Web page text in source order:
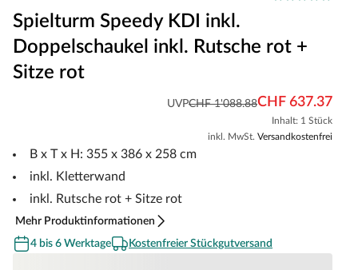
Spielturm Speedy KDI inkl.
Doppelschaukel inkl. Rutsche rot +
Sitze rot
UVPCHF 1'088.88CHF 637.37
Inhalt: 1 Stück
inkl. MwSt. Versandkostenfrei
B x T x H: 355 x 386 x 258 cm
inkl. Kletterwand
inkl. Rutsche rot + Sitze rot
Mehr Produktinformationen
4 bis 6 Werktage
Kostenfreier Stückgutversand